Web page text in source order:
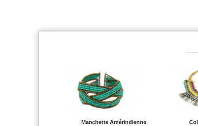
Manchette Amérindienne